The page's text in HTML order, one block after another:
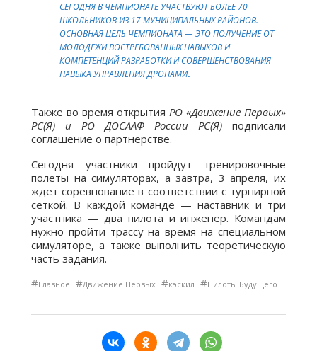
СЕГОДНЯ В ЧЕМПИОНАТЕ УЧАСТВУЮТ БОЛЕЕ 70
ШКОЛЬНИКОВ ИЗ 17 МУНИЦИПАЛЬНЫХ РАЙОНОВ.
ОСНОВНАЯ ЦЕЛЬ ЧЕМПИОНАТА — ЭТО ПОЛУЧЕНИЕ ОТ
МОЛОДЕЖИ ВОСТРЕБОВАННЫХ НАВЫКОВ И
КОМПЕТЕНЦИЙ РАЗРАБОТКИ И СОВЕРШЕНСТВОВАНИЯ
НАВЫКА УПРАВЛЕНИЯ ДРОНАМИ.
Также во время открытия РО «Движение Первых»
РС(Я) и РО ДОСААФ России РС(Я) подписали
соглашение о партнерстве.
Сегодня участники пройдут тренировочные
полеты на симуляторах, а завтра, 3 апреля, их
ждет соревнование в соответствии с турнирной
сеткой. В каждой команде — наставник и три
участника — два пилота и инженер. Командам
нужно пройти трассу на время на специальном
симуляторе, а также выполнить теоретическую
часть задания.
#Главное #Движение Первых #кэскил #Пилоты Будущего